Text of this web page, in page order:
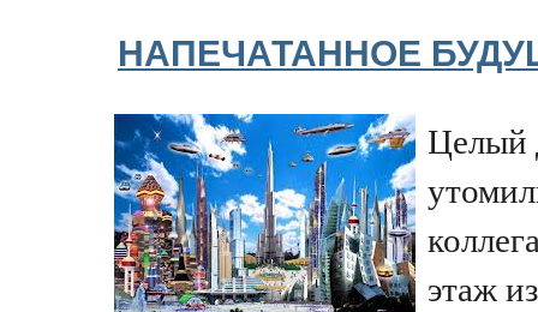
НАПЕЧАТАННОЕ
Целый
этаж